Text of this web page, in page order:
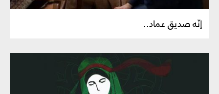
إنّه صديق عماد..